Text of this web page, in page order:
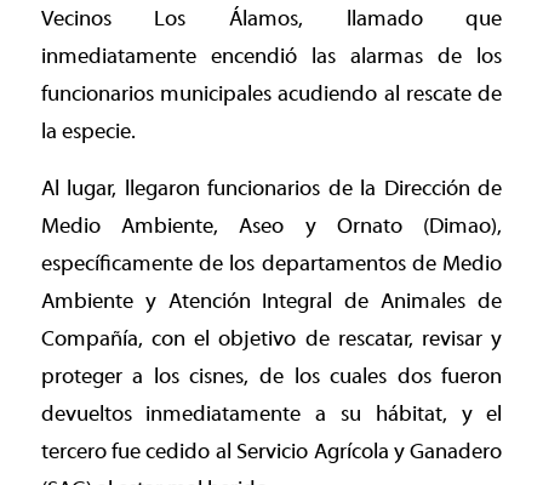
Vecinos Los Álamos, llamado que
inmediatamente encendió las alarmas de los
funcionarios municipales acudiendo al rescate de
la especie.
Al lugar, llegaron funcionarios de la Dirección de
Medio Ambiente, Aseo y Ornato (Dimao),
específicamente de los departamentos de Medio
Ambiente y Atención Integral de Animales de
Compañía, con el objetivo de rescatar, revisar y
proteger a los cisnes, de los cuales dos fueron
devueltos inmediatamente a su hábitat, y el
tercero fue cedido al Servicio Agrícola y Ganadero